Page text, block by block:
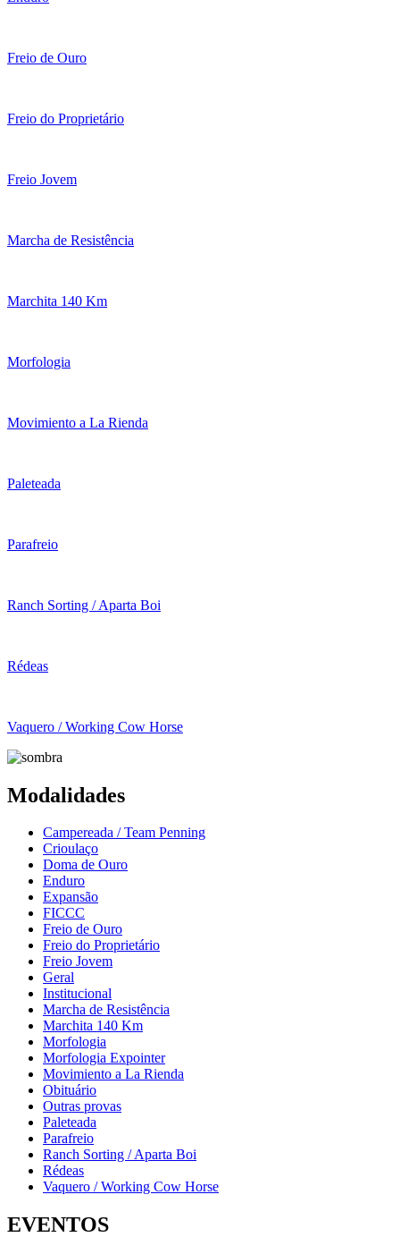
Freio de Ouro
Freio do Proprietário
Freio Jovem
Marcha de Resistência
Marchita 140 Km
Morfologia
Movimiento a La Rienda
Paleteada
Parafreio
Ranch Sorting / Aparta Boi
Rédeas
Vaquero / Working Cow Horse
Modalidades
Campereada / Team Penning
Crioulaço
Doma de Ouro
Enduro
Expansão
FICCC
Freio de Ouro
Freio do Proprietário
Freio Jovem
Geral
Institucional
Marcha de Resistência
Marchita 140 Km
Morfologia
Morfologia Expointer
Movimiento a La Rienda
Obituário
Outras provas
Paleteada
Parafreio
Ranch Sorting / Aparta Boi
Rédeas
Vaquero / Working Cow Horse
EVENTOS